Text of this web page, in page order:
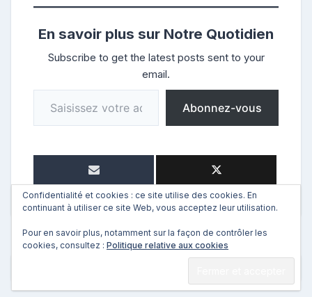
En savoir plus sur Notre Quotidien
Subscribe to get the latest posts sent to your
email.
Saisissez votre adresse e-mail…
Abonnez-vous
Confidentialité et cookies : ce site utilise des cookies. En
continuant à utiliser ce site Web, vous acceptez leur utilisation.
Pour en savoir plus, notamment sur la façon de contrôler les
cookies, consultez : Politique relative aux cookies